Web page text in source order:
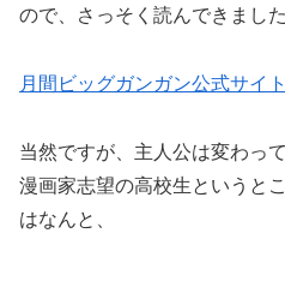
ので、さっそく読んできました
月間ビッグガンガン公式サイ
当然ですが、主人公は変わっ
漫画家志望の高校生というと
はなんと、